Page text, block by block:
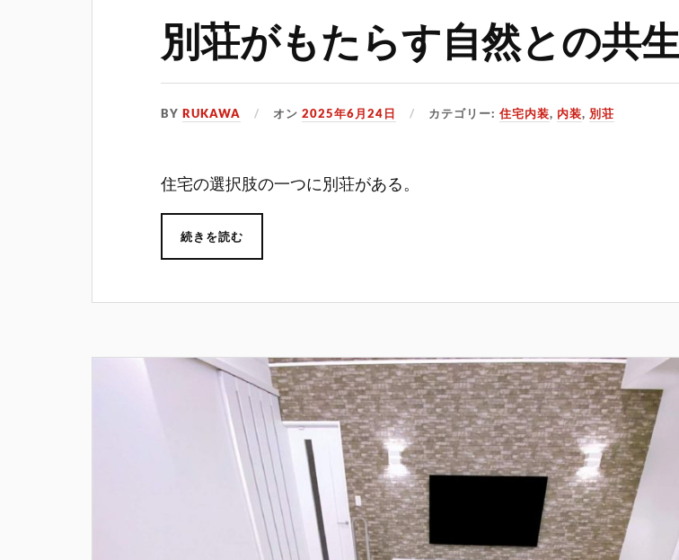
別荘がもたらす自然との共生
BYRUKAWA オン2025年6月24日 カテゴリー:住宅内装, 内装, 別荘
住宅の選択肢の一つに別荘がある。
続きを読む